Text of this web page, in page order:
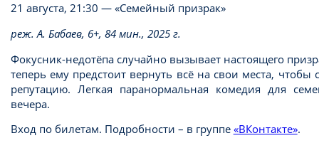
21 августа, 21:30 — «Семейный призрак»
реж. А. Бабаев, 6+, 84 мин., 2025 г.
Фокусник-недотёпа случайно вызывает настоящего
теперь ему предстоит вернуть всё на свои места, чтобы
репутацию. Легкая паранормальная комедия для
вечера.
Вход по билетам. Подробности – в группе «ВКонтакте».